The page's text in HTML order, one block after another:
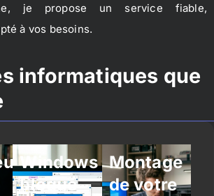
je propose un service fiable,
à vos besoins.
informatiques que
Windows
bloqué
Montage
de votre